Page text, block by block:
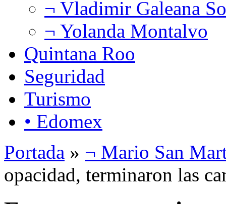
¬ Vladimir Galeana
¬ Yolanda Montalvo
Quintana Roo
Seguridad
Turismo
• Edomex
Portada » ¬ Mario San
opacidad, terminaron las